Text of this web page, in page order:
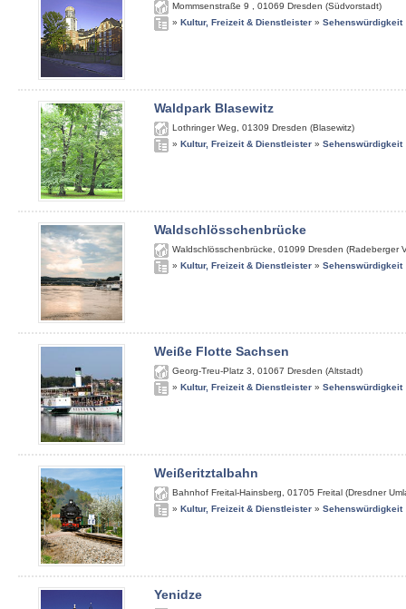
Mommsenstraße 9 01069 Dresden (Südvorstadt)
» Kultur, Freizeit & Dienstleister » Sehenswürdigkeit
Waldpark Blasewitz
Lothringer Weg 01309 Dresden (Blasewitz)
» Kultur, Freizeit & Dienstleister » Sehenswürdigkeit
Waldschlösschenbrücke
Waldschlösschenbrücke 01099 Dresden (Radeberger
» Kultur, Freizeit & Dienstleister » Sehenswürdigkeit
Weiße Flotte Sachsen
Georg-Treu-Platz 3 01067 Dresden (Altstadt)
» Kultur, Freizeit & Dienstleister » Sehenswürdigkeit
Weißeritztalbahn
Bahnhof Freital-Hainsberg 01705 Freital (Dresdner
» Kultur, Freizeit & Dienstleister » Sehenswürdigkeit
Yenidze